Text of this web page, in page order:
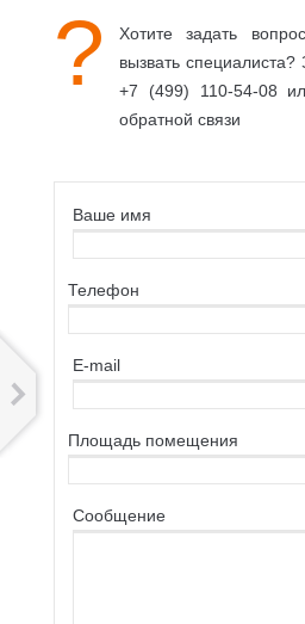
?
Хотите задать
вызвать
+7 (499) 110-54-08
обратной связи
Ваше имя
Телефон
E-mail
Площaдь помещения
Сообщение